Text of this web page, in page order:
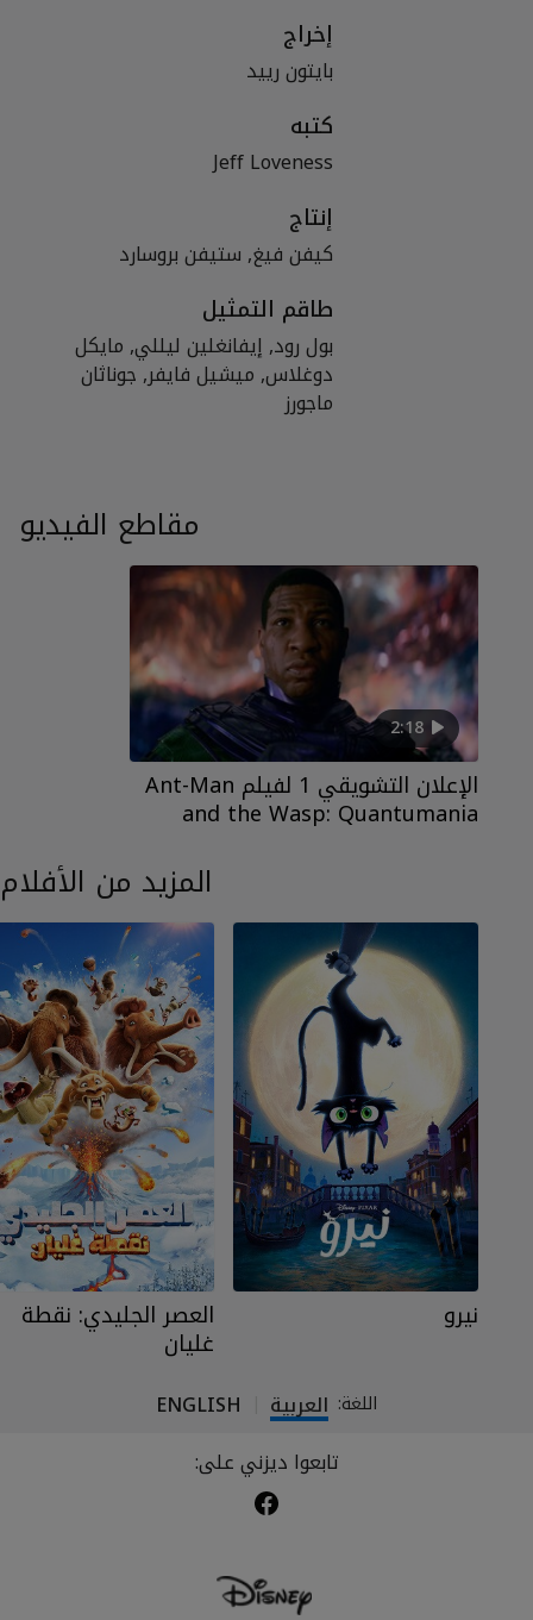
إخراج
بايتون رييد
كتبه
Jeff Loveness
إنتاج
كيفن فيغ, ستيفن بروسارد
طاقم التمثيل
بول رود, إيفانغلين ليللي, مايكل
دوغلاس, ميشيل فايفر, جوناثان
ماجورز
مقاطع الفيديو
2:18
الإعلان التشويقي 1 لفيلم Ant-Man
and the Wasp: Quantumania
المزيد من الأفلام
نيرو العصر الجليدي: نقطة
غليان
اللغة: العربية
ENGLISH
تابعوا ديزني على: